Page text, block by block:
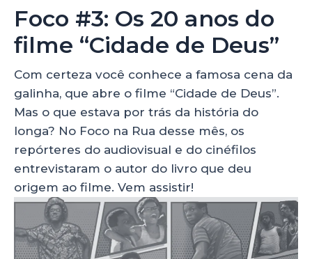
Foco #3: Os 20 anos do
filme “Cidade de Deus”
Com certeza você conhece a famosa cena da
galinha, que abre o filme “Cidade de Deus”.
Mas o que estava por trás da história do
longa? No Foco na Rua desse mês, os
repórteres do audiovisual e do cinéfilos
entrevistaram o autor do livro que deu
origem ao filme. Vem assistir!